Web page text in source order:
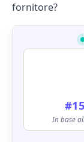
fornitore?
#15
In base